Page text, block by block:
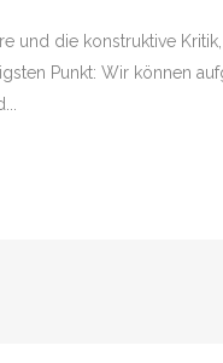
und die konstruktive
Punkt: Wir können